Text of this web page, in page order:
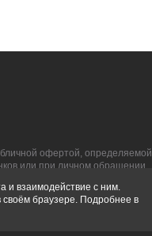
офертой, определяемой
или при личном обращении.
и взаимодействие с ним.
браузере. Подробнее в